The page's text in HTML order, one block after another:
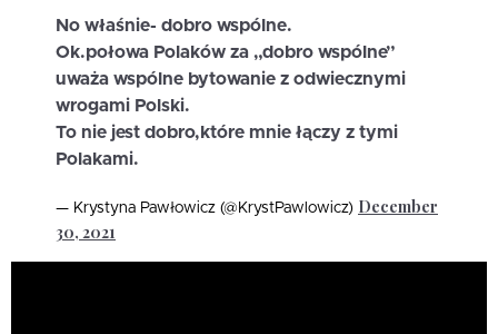
No właśnie- dobro wspólne.
Ok.połowa Polaków za „dobro wspólne”
uważa wspólne bytowanie z odwiecznymi
wrogami Polski.
To nie jest dobro,które mnie łączy z tymi
Polakami.
— Krystyna Pawłowicz (@KrystPawlowicz) December
30, 2021